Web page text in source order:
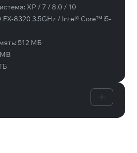
XP / 7 / 8.0 / 10
FX-8320 3.5GHz / Intel® Core™ i5-
512 МБ